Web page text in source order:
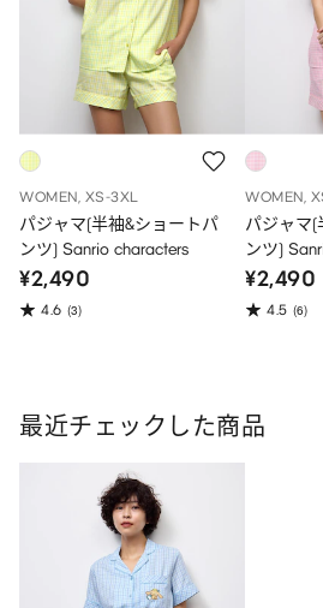
WOMEN, XS-3XL
パジャマ(半袖&ショートパ
ンツ) Sanrio characters
¥2,490
4.6 (3)
WOMEN,
パジャマ(
ンツ)
¥2,490
4.5 (6)
最近チェックした商品